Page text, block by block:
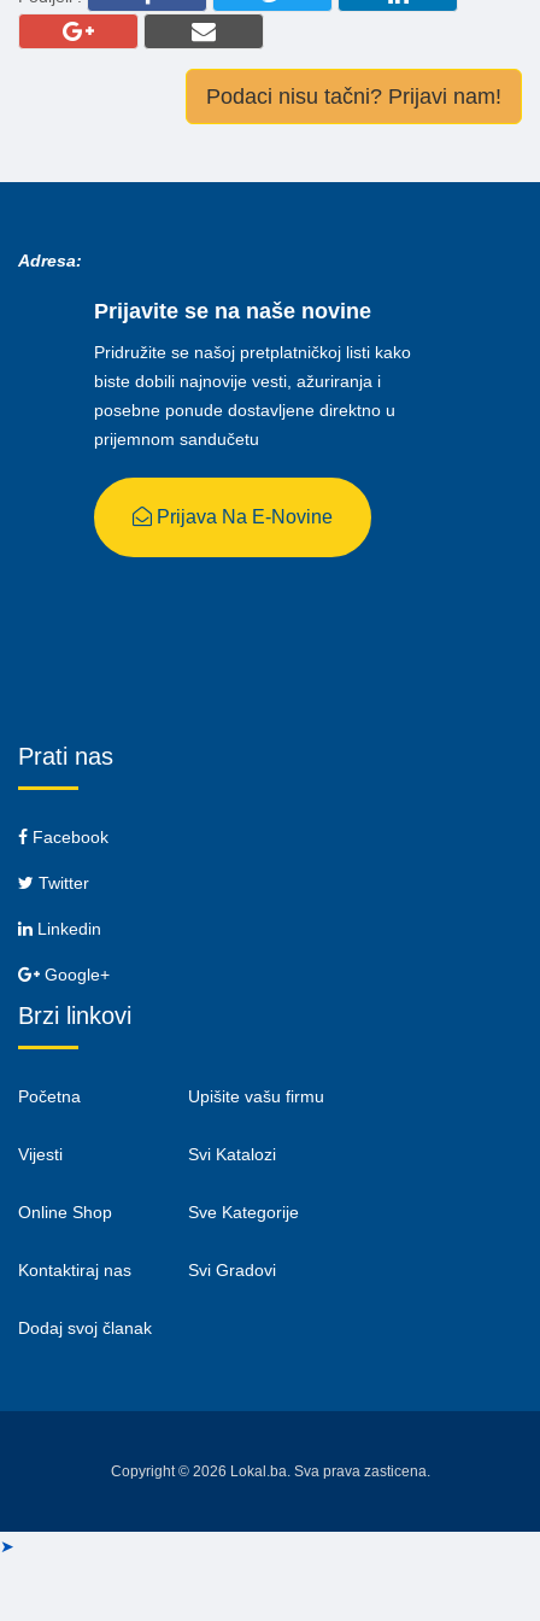
Podaci nisu tačni? Prijavi nam!
Adresa:
Prijavite se na naše novine
Pridružite se našoj pretplatničkoj listi kako
biste dobili najnovije vesti, ažuriranja i
posebne ponude dostavljene direktno u
prijemnom sandučetu
Prijava Na E-Novine
Prati nas
Facebook
Twitter
Linkedin
Google+
Brzi linkovi
Početna
Vijesti
Online Shop
Kontaktiraj nas
Dodaj svoj članak
Upišite vašu firmu
Svi Katalozi
Sve Kategorije
Svi Gradovi
Copyright © 2026 Lokal.ba. Sva prava zasticena.
➤